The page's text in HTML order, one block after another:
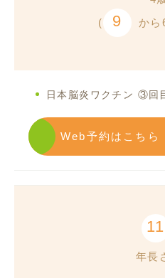
(
9 から
日本脳炎ワクチン ③回
Web予約はこちら
11
年長